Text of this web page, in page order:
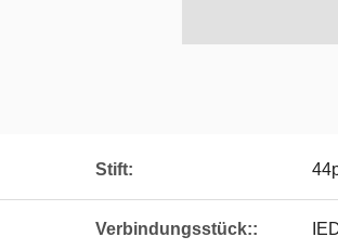
Stift:
Verbindungsstück::